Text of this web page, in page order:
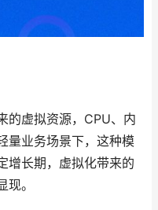
的虚拟资源，CPU、内
量业务场景下，这种模
增长期，虚拟化带来的
。